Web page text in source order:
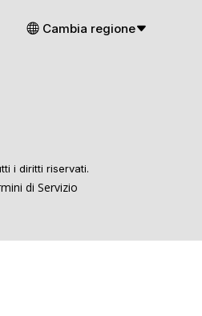
Cambia regione
i diritti riservati.
di Servizio